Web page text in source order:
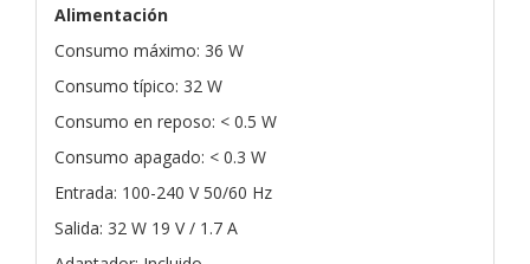
Alimentación
Consumo máximo: 36 W
Consumo típico: 32 W
Consumo en reposo: < 0.5 W
Consumo apagado: < 0.3 W
Entrada: 100-240 V 50/60 Hz
Salida: 32 W 19 V / 1.7 A